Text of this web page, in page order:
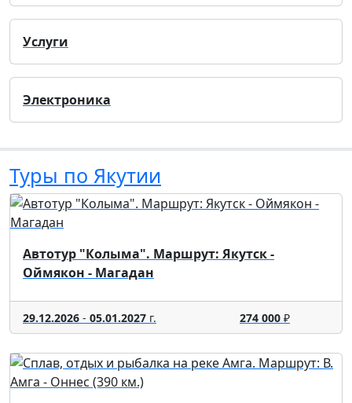
Услуги
Электроника
Туры по Якутии
Автотур "Колыма". Маршрут: Якутск -
Оймякон - Магадан
29.12.2026 - 05.01.2027 г. 274 000₽